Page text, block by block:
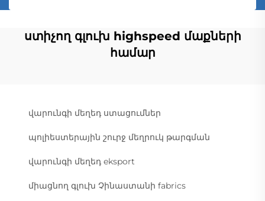
ստիչող գլուխ highspeed մաքների
համար
վարունգի մեղեդ ստացումներ
պոլիեստերային շուրջ մեղրուկ թարգման
վարունգի մեղեդ eksport
միացնող գլուխ Չինաստանի fabrics